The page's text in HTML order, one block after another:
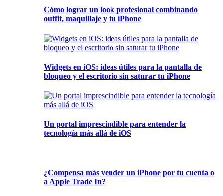
Cómo lograr un look profesional combinando
outfit, maquillaje y tu iPhone
Widgets en iOS: ideas útiles para la pantalla de
bloqueo y el escritorio sin saturar tu iPhone
Un portal imprescindible para entender la
tecnología más allá de iOS
¿Compensa más vender un iPhone por tu cuenta o
a Apple Trade In?